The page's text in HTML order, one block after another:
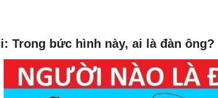
Trong bức hình này, ai là đàn ông?